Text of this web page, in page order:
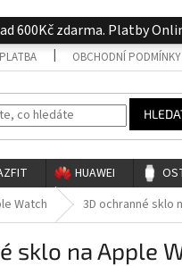
600Kč zdarma. Platby
OBCHODNÍ PODMÍNKY
HUAWEI
Watch 3D ochranné sklo
sklo na Apple